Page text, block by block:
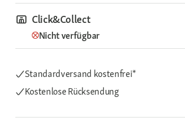
Click&Collect
Nicht verfügbar
Standardversand kostenfrei*
Kostenlose Rücksendung